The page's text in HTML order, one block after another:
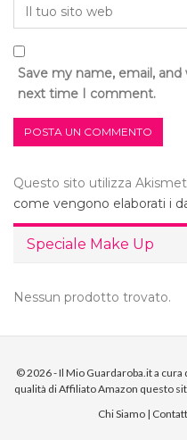
Save my name, email,
next time I comment.
Questo sito utilizza
come vengono elaborati i
Speciale Make Up
Nessun prodotto trovato.
© 2026 - Il Mio Guardaroba.it a cura
qualità di Affiliato Amazon questo
Chi Siamo |